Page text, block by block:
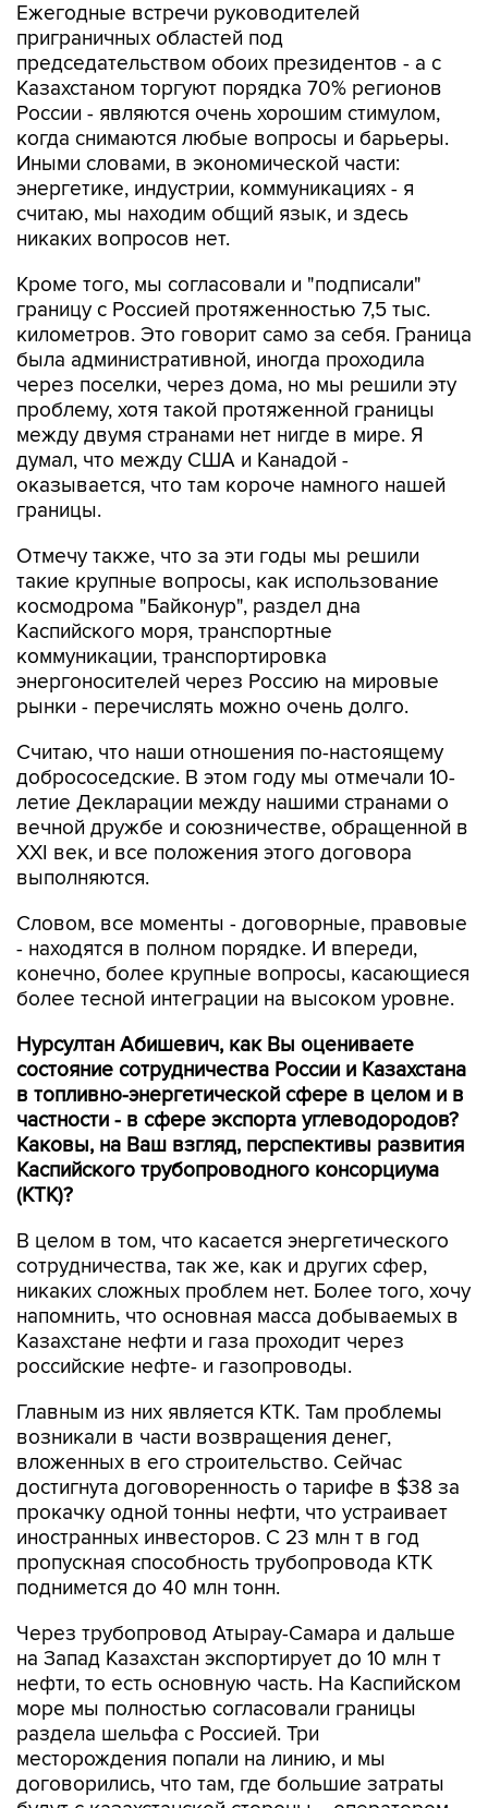
Ежегодные встречи руководителей
приграничных областей под
председательством обоих президентов - а с
Казахстаном торгуют порядка 70% регионов
России - являются очень хорошим стимулом,
когда снимаются любые вопросы и барьеры.
Иными словами, в экономической части:
энергетике, индустрии, коммуникациях - я
считаю, мы находим общий язык, и здесь
никаких вопросов нет.
Кроме того, мы согласовали и "подписали"
границу с Россией протяженностью 7,5 тыс.
километров. Это говорит само за себя. Граница
была административной, иногда проходила
через поселки, через дома, но мы решили эту
проблему, хотя такой протяженной границы
между двумя странами нет нигде в мире. Я
думал, что между США и Канадой -
оказывается, что там короче намного нашей
границы.
Отмечу также, что за эти годы мы решили
такие крупные вопросы, как использование
космодрома "Байконур", раздел дна
Каспийского моря, транспортные
коммуникации, транспортировка
энергоносителей через Россию на мировые
рынки - перечислять можно очень долго.
Считаю, что наши отношения по-настоящему
добрососедские. В этом году мы отмечали 10-
летие Декларации между нашими странами о
вечной дружбе и союзничестве, обращенной в
XXI век, и все положения этого договора
выполняются.
Словом, все моменты - договорные, правовые
- находятся в полном порядке. И впереди,
конечно, более крупные вопросы, касающиеся
более тесной интеграции на высоком уровне.
Нурсултан Абишевич, как Вы оцениваете
состояние сотрудничества России и Казахстана
в топливно-энергетической сфере в целом и в
частности - в сфере экспорта углеводородов?
Каковы, на Ваш взгляд, перспективы развития
Каспийского трубопроводного консорциума
(КТК)?
В целом в том, что касается энергетического
сотрудничества, так же, как и других сфер,
никаких сложных проблем нет. Более того, хочу
напомнить, что основная масса добываемых в
Казахстане нефти и газа проходит через
российские нефте- и газопроводы.
Главным из них является КТК. Там проблемы
возникали в части возвращения денег,
вложенных в его строительство. Сейчас
достигнута договоренность о тарифе в $38 за
прокачку одной тонны нефти, что устраивает
иностранных инвесторов. С 23 млн т в год
пропускная способность трубопровода КТК
поднимется до 40 млн тонн.
Через трубопровод Атырау-Самара и дальше
на Запад Казахстан экспортирует до 10 млн т
нефти, то есть основную часть. На Каспийском
море мы полностью согласовали границы
раздела шельфа с Россией. Три
месторождения попали на линию, и мы
договорились, что там, где большие затраты